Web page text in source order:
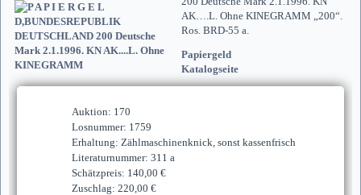
AK….L. Ohne KINEGRAMM „200“.
Ros. BRD-55 a.
Papiergeld
Katalogseite
Auktion: 170
Losnummer: 1759
Erhaltung: Zählmaschinenknick, sonst kassenfrisch
Literaturnummer: 311 a
Schätzpreis: 140,00 €
Zuschlag: 220,00 €